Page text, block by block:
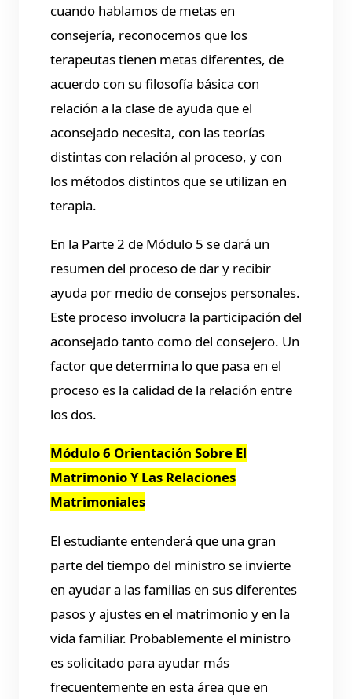
cuando hablamos de metas en
consejería, reconocemos que los
terapeutas tienen metas diferentes, de
acuerdo con su filosofía básica con
relación a la clase de ayuda que el
aconsejado necesita, con las teorías
distintas con relación al proceso, y con
los métodos distintos que se utilizan en
terapia.
En la Parte 2 de Módulo 5 se dará un
resumen del proceso de dar y recibir
ayuda por medio de consejos personales.
Este proceso involucra la participación del
aconsejado tanto como del consejero. Un
factor que determina lo que pasa en el
proceso es la calidad de la relación entre
los dos.
Módulo 6 Orientación Sobre El
Matrimonio Y Las Relaciones
Matrimoniales
El estudiante entenderá que una gran
parte del tiempo del ministro se invierte
en ayudar a las familias en sus diferentes
pasos y ajustes en el matrimonio y en la
vida familiar. Probablemente el ministro
es solicitado para ayudar más
frecuentemente en esta área que en